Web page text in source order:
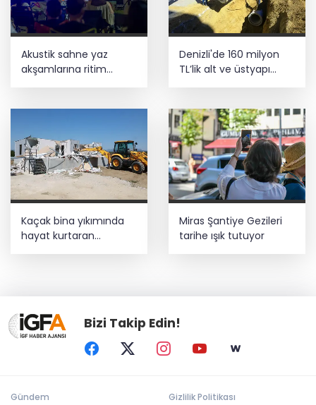
Akustik sahne yaz
akşamlarına ritim
Denizli'de 160 milyon
TL’lik alt ve üstyapı
Kaçak bina yıkımında
hayat kurtaran
müdahale
Miras Şantiye Gezileri
tarihe ışık tutuyor
Bizi Takip Edin!
Gündem
Gizlilik Politikası